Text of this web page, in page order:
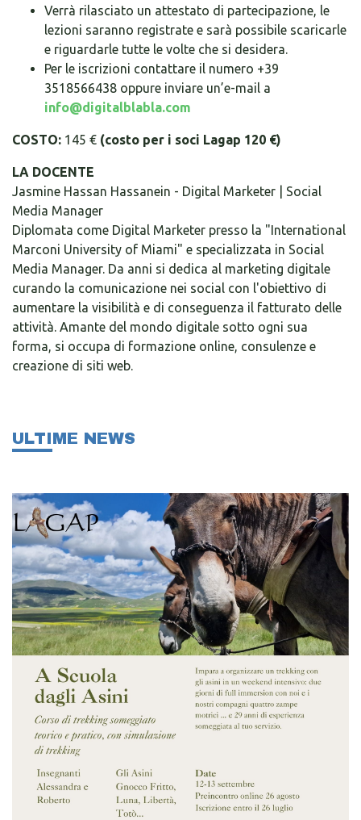
Verrà rilasciato un attestato di partecipazione, le
lezioni saranno registrate e sarà possibile scaricarle
e riguardarle tutte le volte che si desidera.
Per le iscrizioni contattare il numero +39
3518566438 oppure inviare un’e-mail a
info@digitalblabla.com
COSTO: 145 € (costo per i soci Lagap 120 €)
LA DOCENTE
Jasmine Hassan Hassanein - Digital Marketer | Social
Media Manager
Diplomata come Digital Marketer presso la "International
Marconi University of Miami" e specializzata in Social
Media Manager. Da anni si dedica al marketing digitale
curando la comunicazione nei social con l'obiettivo di
aumentare la visibilità e di conseguenza il fatturato delle
attività. Amante del mondo digitale sotto ogni sua
forma, si occupa di formazione online, consulenze e
creazione di siti web.
ULTIME NEWS